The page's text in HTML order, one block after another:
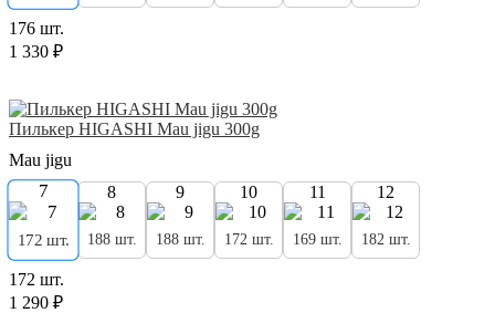
176 шт.
1 330 ₽
Пилькер HIGASHI Mau jigu 300g
Mau jigu
7
172 шт.
8
188 шт.
9
188 шт.
10
172 шт.
11
169 шт.
12
182 шт.
172 шт.
1 290 ₽